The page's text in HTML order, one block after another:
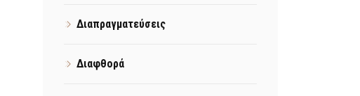
Διαπραγματεύσεις
Διαφθορά